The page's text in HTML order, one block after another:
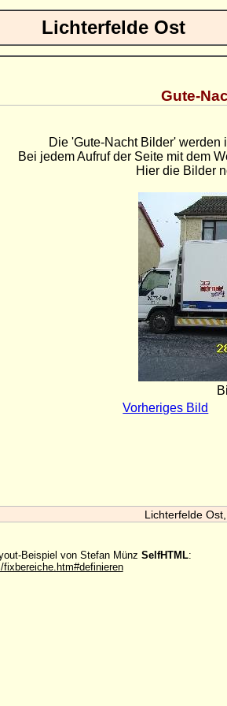
Lichterfelde Ost
Gute-
Die 'Gute-Nacht Bilder' werden
Bei jedem Aufruf der Seite mit dem
Hier die Bilder
Vorheriges Bild
Lichterfelde
Beispiel von Stefan Münz SelfHTML: